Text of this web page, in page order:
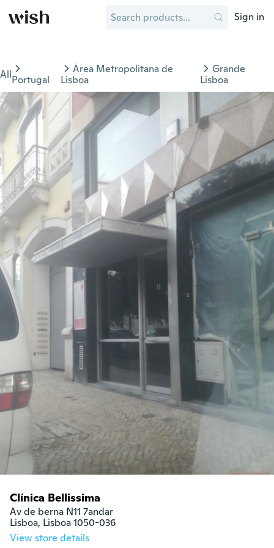
Sign in
AllPortugal
Área Metropolitana de
Lisboa
Grande
Lisboa
Clínica Bellissima
Av de berna N11 7andar
Lisboa, Lisboa 1050-036
View store details